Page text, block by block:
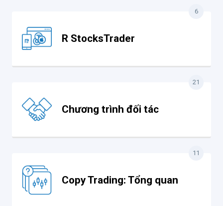
R StocksTrader
6
Chương trình đối tác
21
Copy Trading: Tổng quan
11